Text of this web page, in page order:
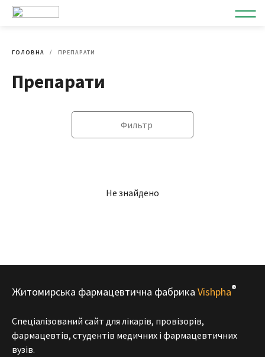
ГОЛОВНА ПРЕПАРАТИ
Препарати
Фильтр
Не знайдено
Житомирська фармацевтична фабрика Vishpha®
Спеціалізований сайт для лікарів, провізорів,
фармацевтів, студентів медичних і фармацевтичних
вузів.